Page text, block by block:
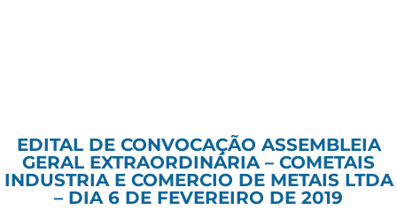
EDITAL DE CONVOCAÇÃO ASSEMBLEIA
GERAL EXTRAORDINÁRIA – COMETAIS
INDUSTRIA E COMERCIO DE METAIS LTDA
– DIA 6 DE FEVEREIRO DE 2019